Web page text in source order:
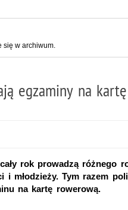
się w archiwum.
egzaminy na
rok prowadzą różnego
i młodzieży. Tym razem
na kartę rowerową.